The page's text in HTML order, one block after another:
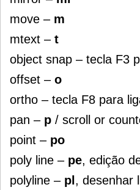
move – m
mtext – t
object snap – tecla F3
offset – o
ortho – tecla F8 para
pan – p / scroll or
point – po
poly line – pe, edição
polyline – pl, desenhar